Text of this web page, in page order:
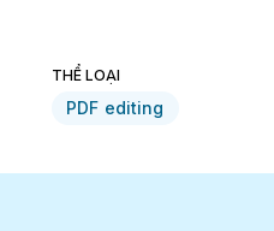
THỂ LOẠI
PDF editing